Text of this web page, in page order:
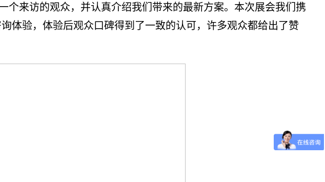
来访的观众，并认真介绍我们带来的最新方案。本次展会我们携
体验，体验后观众口碑得到了一致的认可，许多观众都给出了赞